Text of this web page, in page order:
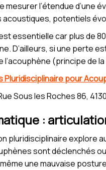
mesurer l’étendue d’une
potentiels
essentielle car plus de
D’ailleurs, si une perte
(principe de la
Pluridisciplinaire pour
Sous les Roches 86,
:
pluridisciplinaire explore
sont déclenchés
une mauvaise